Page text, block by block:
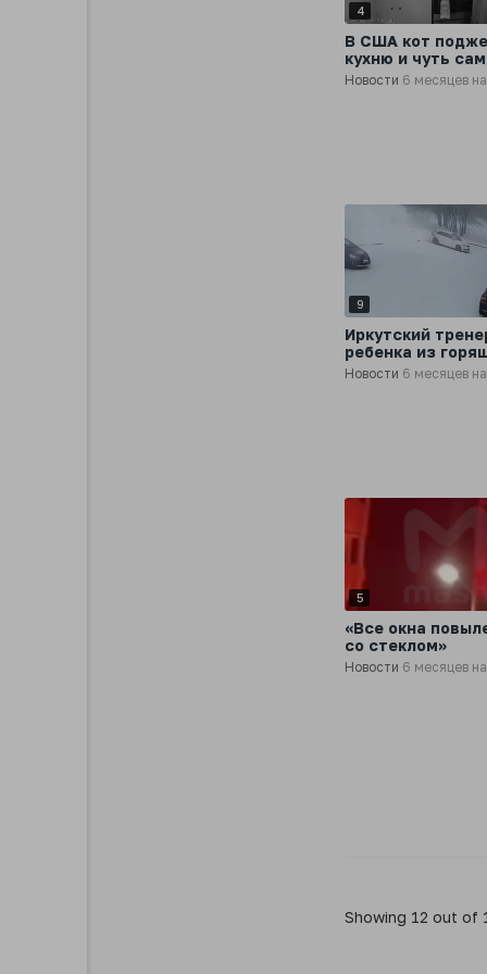
4
В США кот
кухню и чуть
сгорел
Новости 6 месяцев
9
Иркутский
ребенка из
машины
Новости 6 месяцев
5
«Все окна
со стеклом»
Новости 6 месяцев
Showing 12 out of